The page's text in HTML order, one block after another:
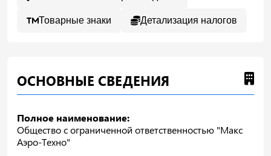
Товарные знаки Детализация налогов
ОСНОВНЫЕ СВЕДЕНИЯ
Полное наименование:
Общество с ограниченной ответственностью "Макс
Аэро-Техно"